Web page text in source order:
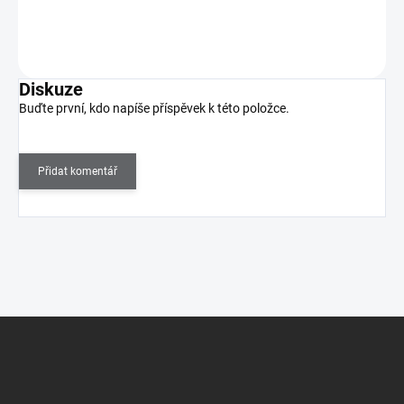
Diskuze
Buďte první, kdo napíše příspěvek k této položce.
Přidat komentář